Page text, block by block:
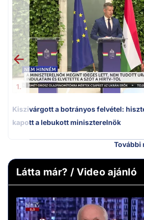
1.
Kiszivárgott a botrányos felvétel:
kapott a lebukott miniszterelnök
További
Látta már? / Video ajánló